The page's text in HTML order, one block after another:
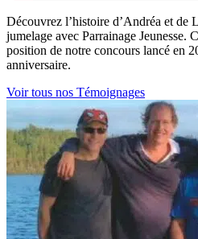
Découvrez l’histoire d’Andréa et de
jumelage avec Parrainage Jeunesse.
position de notre concours lancé en
anniversaire.
Voir tous nos Témoignages